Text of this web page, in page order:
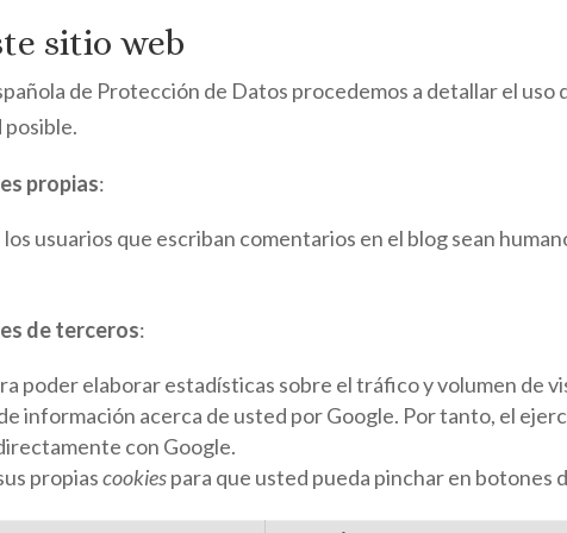
sitio web
de Protección de Datos procedemos a detallar el uso
propias:
usuarios que escriban comentarios en el blog sean
de terceros:
poder elaborar estadísticas sobre el tráfico y volumen de
información acerca de usted por Google. Por tanto, el
con Google.
propiascookiespara que usted pueda pinchar en botones